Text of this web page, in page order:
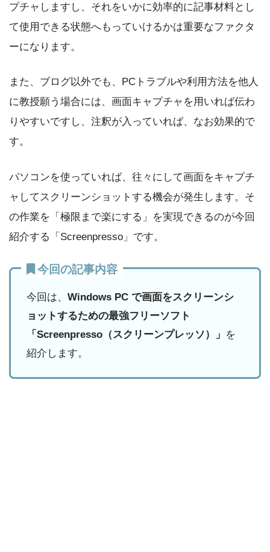
プチャしますし、それをいかに効率的に記事材料とし
て使用できる状態へもっていけるかは重要なファクタ
ーになります。
また、ブログ以外でも、PCトラブルや利用方法を他人
に教授願う場合には、画面キャプチャを用いれば伝わ
りやすいですし、注釈が入っていれば、なお効果的で
す。
パソコンを使っていれば、往々にして画面をキャプチ
ャしてスクリーンショットする機会が発生します。そ
の作業を「極限まで楽にする」を実現できるのが今回
紹介する「Screenpresso」です。
今回の記事内容
今回は、 Windows PC で画面をスクリーンシ
ョットするための最強フリーソフト
「Screenpresso（スクリーンプレッソ）」 を
紹介します。